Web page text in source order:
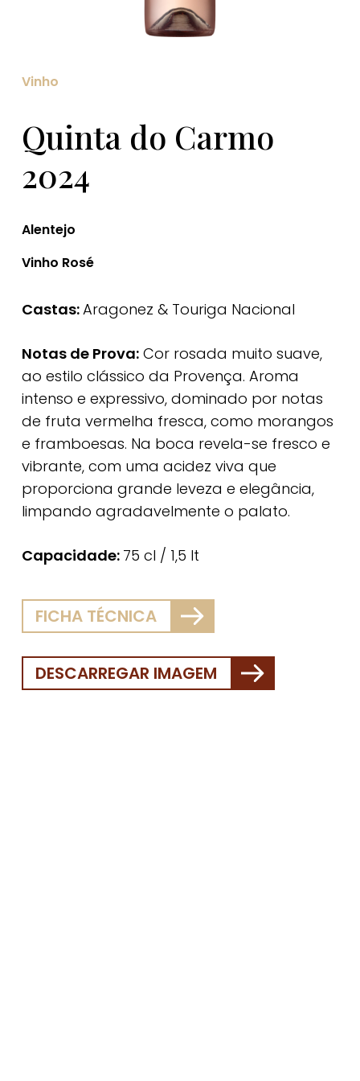
Vinho
Quinta do Carmo
2024
Alentejo
Vinho Rosé
Castas:Aragonez & Touriga Nacional
Notas de Prova:Cor rosada muito suave,
ao estilo clássico da Provença. Aroma
intenso e expressivo, dominado por notas
de fruta vermelha fresca, como morangos
e framboesas. Na boca revela-se fresco e
vibrante, com uma acidez viva que
proporciona grande leveza e elegância,
limpando agradavelmente o palato.
Capacidade: 75 cl / 1,5 lt
FICHA TÉCNICA
DESCARREGAR IMAGEM